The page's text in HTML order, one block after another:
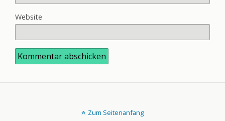
Website
Zum Seitenanfang